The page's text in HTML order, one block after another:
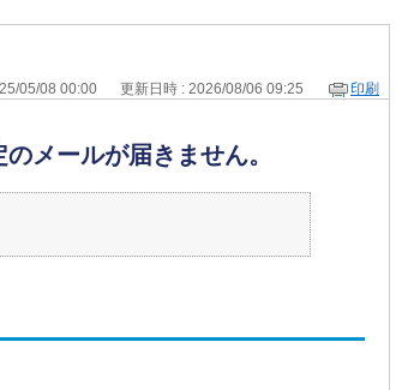
05/08 00:00 更新日時 : 2026/08/06 09:25 印刷
メールが届きません。